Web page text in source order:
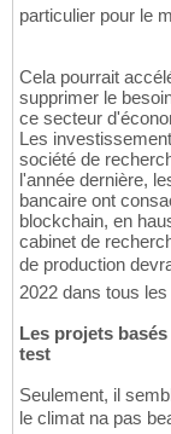
particulier pour le
Cela pourrait
supprimer le
ce secteur
Les
société de
l'année dernière,
bancaire ont
blockchain, en
cabinet de
de production
2022 dans tous
Les projets
test
Seulement, il
le climat na pas